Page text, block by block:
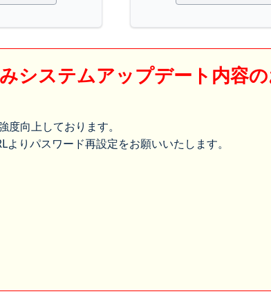
みシステムアップデート内容
向上しております。
りパスワード再設定をお願いいたします。